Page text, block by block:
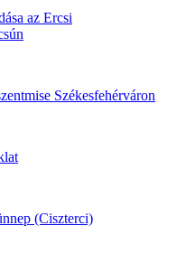
az Ercsi
Székesfehérváron
(Ciszterci)